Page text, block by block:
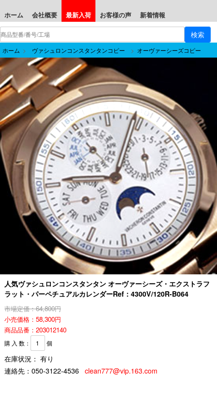
ホーム 会社概要 最新入荷 お客様の声 新着情報
ホーム > ヴァシュロンコンスタンタンコピー > オーヴァーシーズコピー
人気ヴァシュロンコンスタンタン オーヴァーシーズ・エクストラフ
ラット・パーペチュアルカレンダーRef：4300V/120R-B064
市場定価：64,800円
小売価格：58,300円
商品品番：203012140
購 入 数： 個
在庫状況： 有り
連絡先： 050-3122-4536 clean777@vip.163.com